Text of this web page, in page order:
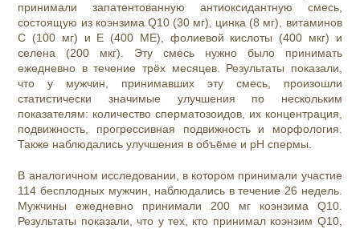
принимали запатентованную антиоксидантную смесь,
состоящую из коэнзима Q10 (30 мг), цинка (8 мг), витаминов
C (100 мг) и E (400 МЕ), фолиевой кислоты (400 мкг) и
селена (200 мкг). Эту смесь нужно было принимать
ежедневно в течение трёх месяцев. Результаты показали,
что у мужчин, принимавших эту смесь, произошли
статистически значимые улучшения по нескольким
показателям: количество сперматозоидов, их концентрация,
подвижность, прогрессивная подвижность и морфология.
Также наблюдались улучшения в объёме и pH спермы.
В аналогичном исследовании, в котором принимали участие
114 бесплодных мужчин, наблюдались в течение 26 недель.
Мужчины ежедневно принимали 200 мг коэнзима Q10.
Результаты показали, что у тех, кто принимал коэнзим Q10,